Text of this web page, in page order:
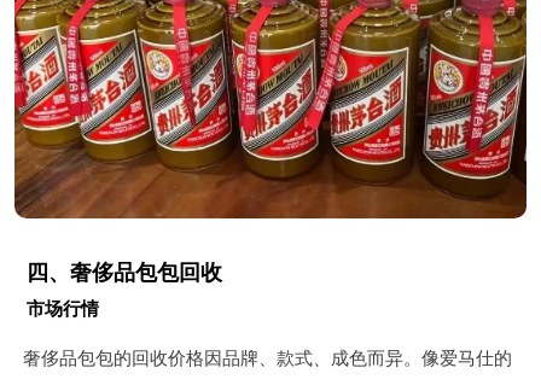
四、奢侈品包包回收
市场行情
奢侈品包包的回收价格因品牌、款式、成色而异。像爱马仕的